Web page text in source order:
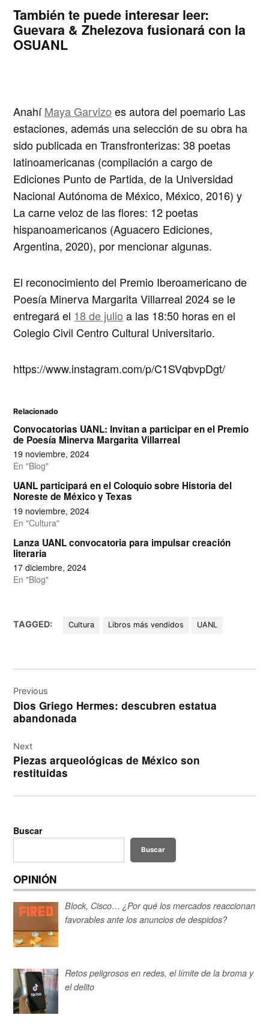
También te puede interesar leer:
Guevara & Zhelezova fusionará con la
OSUANL
AnahíMaya Garvizo es autora del poemario Las
estaciones, además una selección de su obra ha
sido publicada en Transfronterizas:38 poetas
latinoamericanas (compilación a cargo de
Ediciones Punto de Partida, de la Universidad
Nacional Autónoma de México, México, 2016) y
La carne veloz de las flores: 12 poetas
hispanoamericanos (Aguacero Ediciones,
Argentina, 2020), por mencionar algunas.
El reconocimiento del Premio Iberoamericano de
Poesía Minerva Margarita Villarreal 2024se le
entregará el 18 de julio a las 18:50 horas en el
Colegio Civil Centro Cultural Universitario.
https://www.instagram.com/p/C1SVqbvpDgt/
Relacionado
Convocatorias UANL: Invitan a participar en el Premio
de Poesía Minerva Margarita Villarreal
19 noviembre, 2024
En "Blog"
UANL participará en el Coloquio sobre Historia del
Noreste de México y Texas
19 noviembre, 2024
En "Cultura"
Lanza UANL convocatoria para impulsar creación
literaria
17 diciembre, 2024
En "Blog"
TAGGED: Cultura Libros más vendidos UANL
de
entradas
Previous
Dios Griego Hermes: descubren estatua
abandonada
Next
Piezas arqueológicas de México son
restituidas
Buscar
Buscar
OPINIÓN
Block, Cisco… ¿Por qué los mercados reaccionan
favorables ante los anuncios de despidos?
Retos peligrosos en redes, el límite de la broma y
el delito